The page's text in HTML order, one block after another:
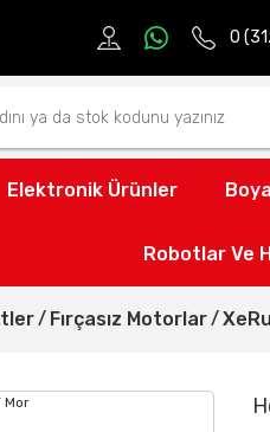
0
Elektronik Ürünler
Robotlar Ve
Fırçasız Motorlar